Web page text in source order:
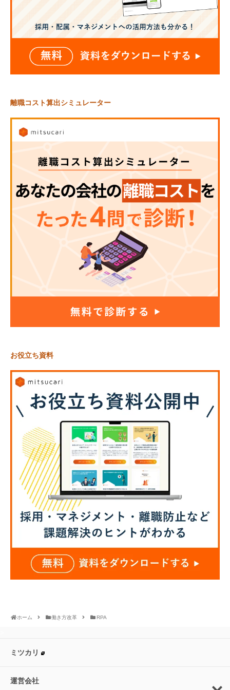
離職コスト算出シミュレーター
お役立ち資料
ホーム 働き方改革 RPA
ミツカリ
運営会社